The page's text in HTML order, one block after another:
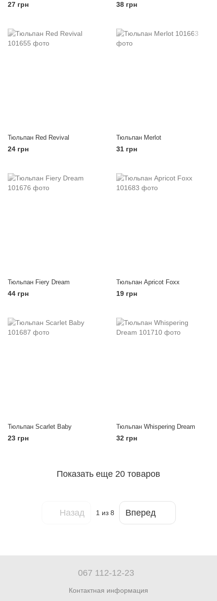
27 грн 38 грн
Тюльпан Red Revival
24 грн
Тюльпан Merlot
31 грн
Тюльпан Fiery Dream
44 грн
Тюльпан Apricot Foxx
19 грн
Тюльпан Scarlet Baby
23 грн
Тюльпан Whispering Dream
32 грн
Показать еще 20 товаров
Назад 1 из 8 Вперед
067 112-12-23
Контактная информация